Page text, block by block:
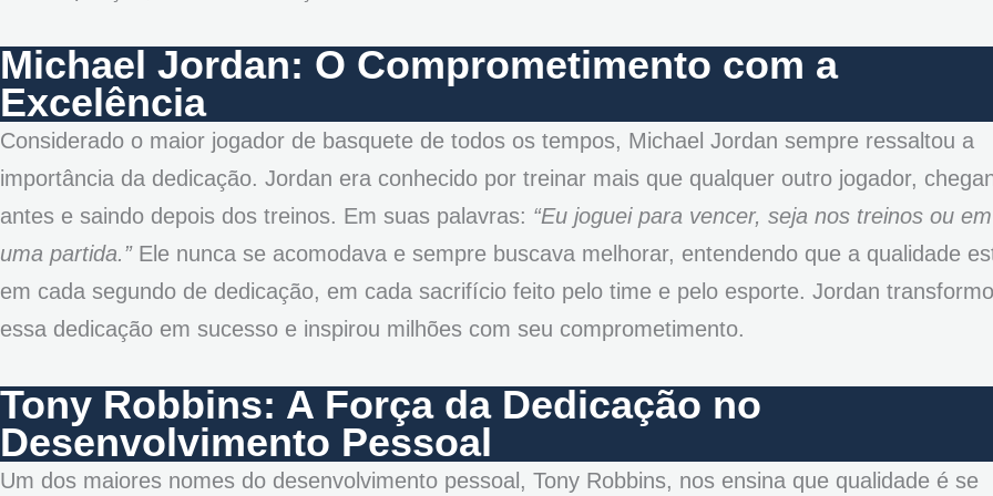
Michael Jordan: O Comprometimento com a
Excelência
Considerado o maior jogador de basquete de todos os tempos, Michael Jordan sempre ressaltou a
importância da dedicação. Jordan era conhecido por treinar mais que qualquer outro jogador,
antes e saindo depois dos treinos. Em suas palavras: “Eu joguei para vencer, seja nos treinos ou em
uma partida.”Ele nunca se acomodava e sempre buscava melhorar, entendendo que a qualidade
em cada segundo de dedicação, em cada sacrifício feito pelo time e pelo esporte. Jordan
essa dedicação em sucesso e inspirou milhões com seu comprometimento.
Tony Robbins: A Força da Dedicação no
Desenvolvimento Pessoal
Um dos maiores nomes do desenvolvimento pessoal, Tony Robbins, nos ensina que qualidade é se